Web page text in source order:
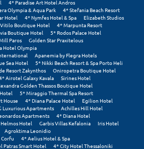
4* Paradise Art Hotel Andros
Olympia & Aqua Park
4* Stefania Beach Resort
Hotel 4* Nymfes Hotel & Spa
Elizabeth Studios
Boutique Hotel
4* Marpunta Resort
Boutique Hotel
5* Rodos Palace Hotel
Paros
Golden Star Praxitelous
Hotel Olympia
Apanemia by Flegra Hotels
Sea Hotel
5* Nikki Beach Resort & Spa Porto Heli
Resort Zakynthos
Oniropetra Boutique Hotel
Airotel Galaxy Kavala
Sirines Hotel
Golden Thassos Boutique Hotel
5* Miraggio Thermal Spa Resort
House 4* Diana Palace Hotel
Egilion Hotel
Luxurious Apartments
Achilles Hill Hotel
Apartments
4* Diana Hotel
Hotel Garbis Villas Kefalonia
Iris Hotel
Agroktima Leonidio
4* Aelius Hotel & Spa
Patras Smart Hotel
4* City Hotel Thessaloniki